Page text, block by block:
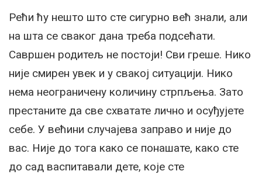
Рећи ћу нешто што сте сигурно већ знали, али
на шта се сваког дана треба подсећати.
Савршен родитељ не постоји! Сви греше. Нико
није смирен увек и у свакој ситуацији. Нико
нема неограничену количину стрпљења. Зато
престаните да све схватате лично и осуђујете
себе. У већини случајева заправо и није до
вас. Није до тога како се понашате, како сте
до сад васпитавали дете, које сте